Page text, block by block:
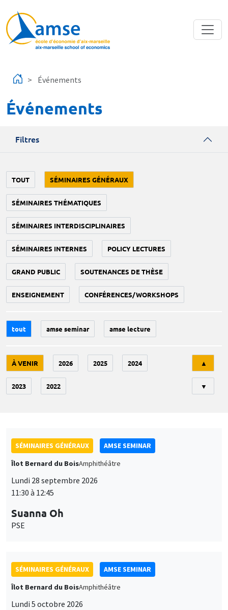
Événements
Événements
Filtres
TOUT SÉMINAIRES GÉNÉRAUX
SÉMINAIRES THÉMATIQUES
SÉMINAIRES INTERDISCIPLINAIRES
SÉMINAIRES INTERNES POLICY LECTURES
GRAND PUBLIC SOUTENANCES DE THÈSE
ENSEIGNEMENT CONFÉRENCES/WORKSHOPS
tout amse seminar amse lecture
À VENIR 2026 2025 2024
2023 2022
▲
▼
SÉMINAIRES GÉNÉRAUX
AMSE SEMINAR
Îlot Bernard du BoisAmphithéâtre
Lundi 28 septembre 2026
11:30 à 12:45
Suanna Oh
PSE
SÉMINAIRES GÉNÉRAUX
AMSE SEMINAR
Îlot Bernard du BoisAmphithéâtre
Lundi 5 octobre 2026